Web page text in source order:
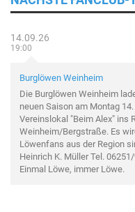
14.09.26
19:00
Burglöwen Weinheim
Die Burglöwen Weinheim
neuen Saison am Montag
Vereinslokal "Beim Alex" ins
Weinheim/Bergstraße. Es
Löwenfans aus der Region
Heinrich K. Müller Tel.
Einmal Löwe, immer Löwe.